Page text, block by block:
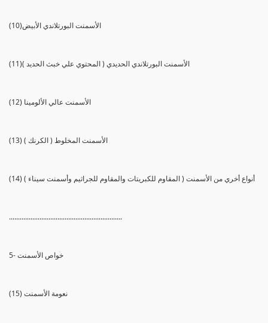
(10)الأسمنت البورتلاندي الأبيض
(11)الأسمنت البورتلاندي الحديدي ( المحتوي علي خبث الحديد )
(12) الأسمنت عالي الألومينا
(13) الأسمنت المخلوط ( الكرنك )
(14) أنواع أخري من الأسمنت ( المقاوم للكبريتات والمقاوم للجراثيم وأسمنت سيناء )
...............................................................
5- خواص الأسمنت
(15) نعومة الأسمنت